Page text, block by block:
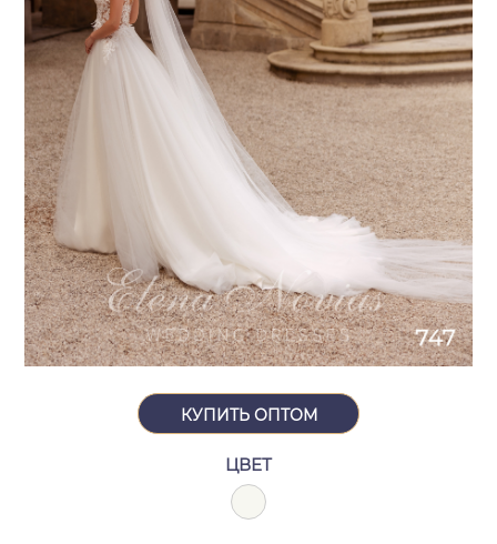
КУПИТЬ ОПТОМ
ЦВЕТ